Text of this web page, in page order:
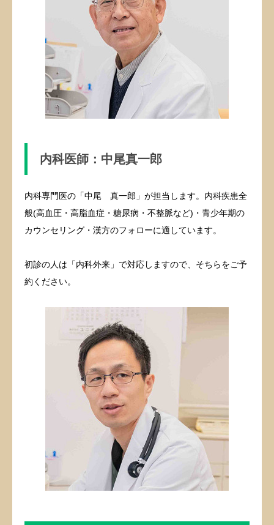
内科医師：中尾真一郎
内科専門医の「中尾 真一郎」が担当します。内科疾患全
般(高血圧・高脂血症・糖尿病・不整脈など)・青少年期の
カウンセリング・漢方のフォローに適しています。
初診の人は「内科外来」で対応しますので、そちらをご予
約ください。